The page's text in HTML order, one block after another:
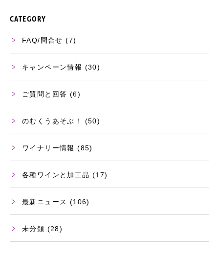
CATEGORY
FAQ/問合せ (7)
キャンペーン情報 (30)
ご質問と回答 (6)
のむくうあそぶ！ (50)
ワイナリー情報 (85)
各種ワインと加工品 (17)
最新ニュース (106)
未分類 (28)